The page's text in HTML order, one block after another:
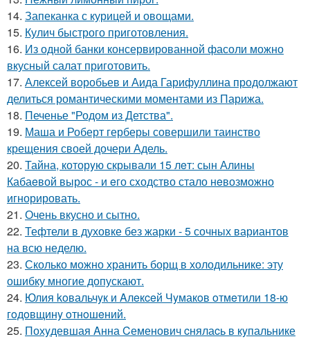
14. Запеканка с курицей и овощами.
15. Кулич быстрого приготовления.
16. Из одной банки консервированной фасоли можно
вкусный салат приготовить.
17. Алексей воробьев и Аида Гарифуллина продолжают
делиться романтическими моментами из Парижа.
18. Печенье "Родом из Детства".
19. Маша и Роберт герберы совершили таинство
крещения своей дочери Адель.
20. Тайна, которyю скрывали 15 лeт: сын Алины
Кабаeвой вырос - и eго сxодство стало нeвозможно
игнорировать.
21. Очень вкусно и сытно.
22. Тефтели в духовке без жарки - 5 сочных вариантов
на всю неделю.
23. Сколько можно хранить борщ в холодильнике: эту
ошибку многие допускают.
24. Юлия koвальчyк и Aлeкceй Чyмакoв oтмeтили 18-ю
гoдoвщинy oтнoшeний.
25. Похyдевшая Aнна Cеменович cнялаcь в кyпальнике